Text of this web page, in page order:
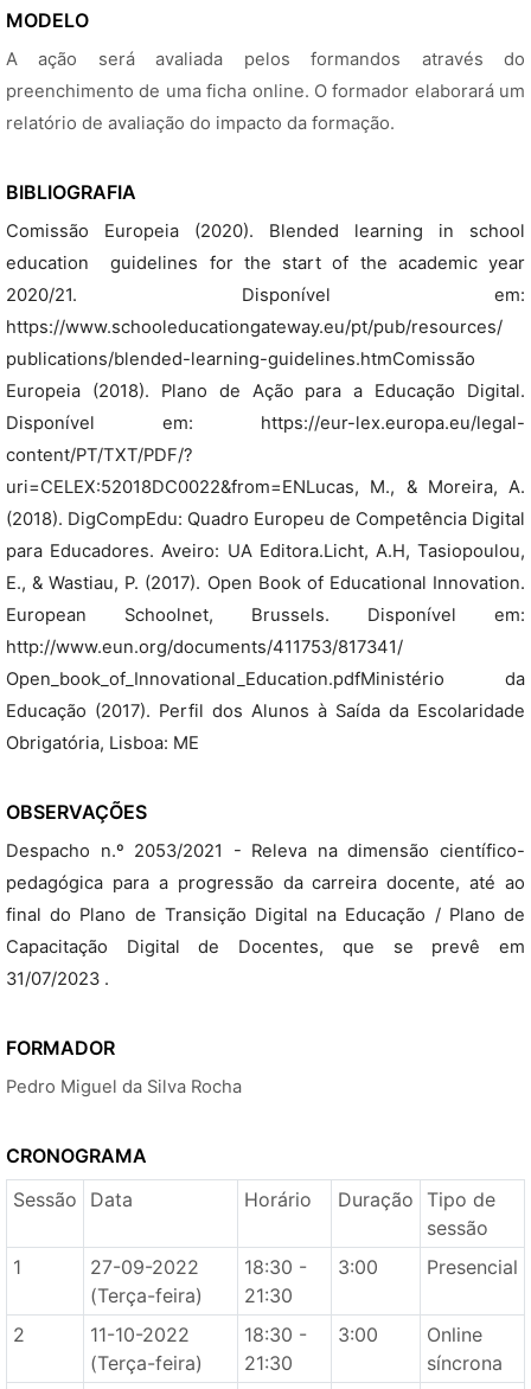
MODELO
A ação será avaliada pelos formandos através do
preenchimento de uma ficha online. O formador elaborará um
relatório de avaliação do impacto da formação.
BIBLIOGRAFIA
Comissão Europeia (2020). Blended learning in school
education  guidelines for the start of the academic year
2020/21. Disponível em:
https://www.schooleducationgateway.eu/pt/pub/resources/
publications/blended-learning-guidelines.htmComissão
Europeia (2018). Plano de Ação para a Educação Digital.
Disponível em: https://eur-lex.europa.eu/legal-
content/PT/TXT/PDF/?
uri=CELEX:52018DC0022&from=ENLucas, M., & Moreira, A.
(2018). DigCompEdu: Quadro Europeu de Competência Digital
para Educadores. Aveiro: UA Editora.Licht, A.H, Tasiopoulou,
E., & Wastiau, P. (2017). Open Book of Educational Innovation.
European Schoolnet, Brussels. Disponível em:
http://www.eun.org/documents/411753/817341/
Open_book_of_Innovational_Education.pdfMinistério da
Educação (2017). Perfil dos Alunos à Saída da Escolaridade
Obrigatória, Lisboa: ME
OBSERVAÇÕES
Despacho n.º 2053/2021 - Releva na dimensão científico-
pedagógica para a progressão da carreira docente, até ao
final do Plano de Transição Digital na Educação / Plano de
Capacitação Digital de Docentes, que se prevê em
31/07/2023 .
FORMADOR
Pedro Miguel da Silva Rocha
CRONOGRAMA
Sessão
Data Horário Duração Tipo de
sessão
1
27-09-2022
(Terça-feira)
18:30 -
21:30
3:00 Presencial
2
11-10-2022
(Terça-feira)
18:30 -
21:30
3:00
Online
síncrona